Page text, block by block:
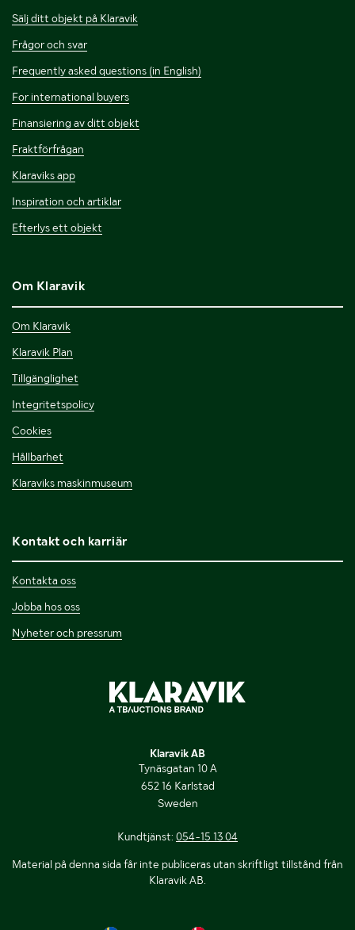
Sälj ditt objekt på Klaravik
Frågor och svar
Frequently asked questions (in English)
For international buyers
Finansiering av ditt objekt
Fraktförfrågan
Klaraviks app
Inspiration och artiklar
Efterlys ett objekt
Om Klaravik
Om Klaravik
Klaravik Plan
Tillgänglighet
Integritetspolicy
Cookies
Hållbarhet
Klaraviks maskinmuseum
Kontakt och karriär
Kontakta oss
Jobba hos oss
Nyheter och pressrum
Klaravik AB
Tynäsgatan 10 A
652 16 Karlstad
Sweden
Kundtjänst: 054-15 13 04
Material på denna sida får inte publiceras utan skriftligt tillstånd från
Klaravik AB.